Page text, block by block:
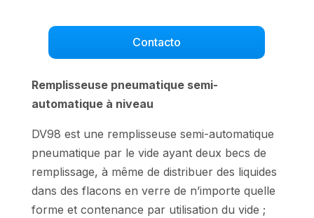
Contacto
Remplisseuse pneumatique semi-
automatique à niveau
DV98 est une remplisseuse semi-automatique
pneumatique par le vide ayant deux becs de
remplissage, à même de distribuer des liquides
dans des flacons en verre de n’importe quelle
forme et contenance par utilisation du vide ;